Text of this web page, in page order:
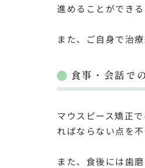
進めることができ
また、ご自身で治
食事・会話で
マウスピース矯正
ればならない点を
また、食後には歯